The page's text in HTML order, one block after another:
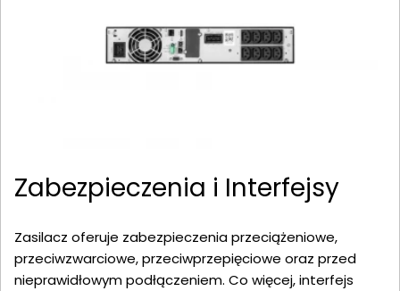
Zabezpieczenia i Interfejsy
Zasilacz oferuje zabezpieczenia przeciążeniowe,
przeciwzwarciowe, przeciwprzepięciowe oraz przed
nieprawidłowym podłączeniem. Co więcej, interfejs